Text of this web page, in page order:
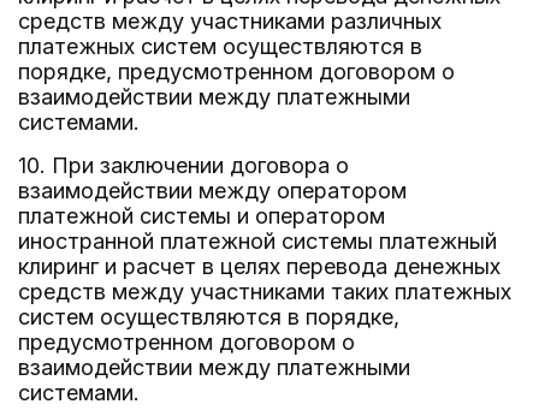
средств между участниками различных
платежных систем осуществляются в
порядке, предусмотренном договором о
взаимодействии между платежными
системами.
10. При заключении договора о
взаимодействии между оператором
платежной системы и оператором
иностранной платежной системы платежный
клиринг и расчет в целях перевода денежных
средств между участниками таких платежных
систем осуществляются в порядке,
предусмотренном договором о
взаимодействии между платежными
системами.